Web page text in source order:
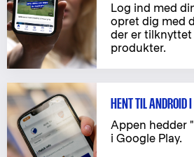
Log ind med
opret dig med
der er
produkter.
HENT TIL ANDROID I
Appen hedder
i Google Play.